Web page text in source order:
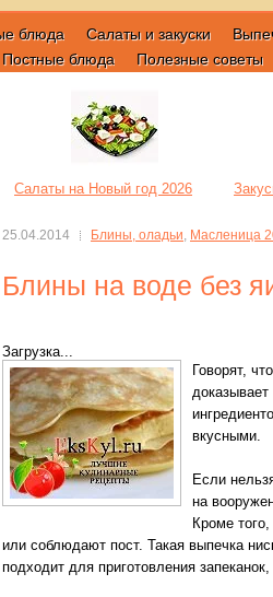
блюда Салаты и закуски
Постные блюда Полезные советы
Салаты на Новый год 2026
25.04.2014 Блины, оладьи, Масленица
Блины на воде без
Загрузка...
Говорят,
вкусными.
Если
на
Кроме
или соблюдают пост. Такая выпечка
подходит для приготовления